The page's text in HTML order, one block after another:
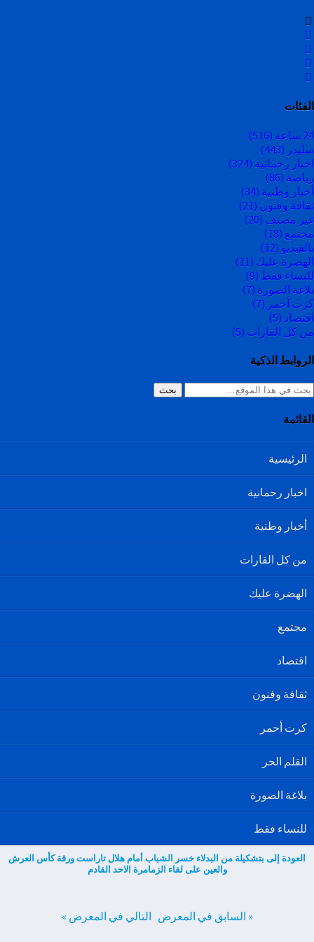
الفئات
24 ساعة
(516)
سليدر (443)
اخبار رحمانية (324)
رياضة (86)
أخبار وطنية (34)
ثقافة وفنون (21)
غير مصنف (20)
مجتمع (18)
بالفيديو (12)
الهضرة عليك (11)
للنساء فقط (9)
بلاغة الصورة (7)
كرت أحمر (7)
اقتصاد (5)
من كل القارات (5)
الروابط الذكية
بحث
القائمة
الرئيسية
اخبار رحمانية
أخبار وطنية
من كل القارات
الهضرة عليك
مجتمع
اقتصاد
ثقافة وفنون
كرت أحمر
القلم الحر
بلاغة الصورة
للنساء فقط
العودة إلى بتشكيلة من البدلاء خسر الشباب أمام هلال تاراست ورقة كأس العرش
والعين على لقاء الزمامرة الاحد القادم
« السابق في المعرض التالي في المعرض »